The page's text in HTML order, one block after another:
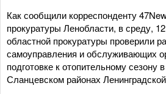
Как сообщили корреспонденту
прокуратуры Ленобласти, в среду,
областной прокуратуры проверили
самоуправления и обслуживающих
подготовке к отопительному сезону
Сланцевском районах